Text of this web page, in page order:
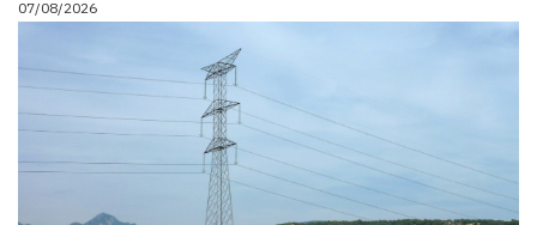
i
Cultura
Esports
Mai
tant!
07/08/2026